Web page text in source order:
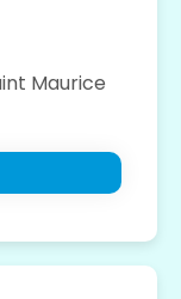
Maurice